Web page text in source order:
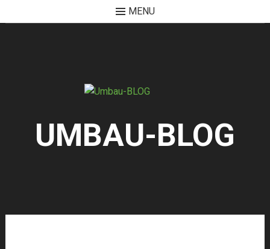
MENU
UMBAU-BLOG